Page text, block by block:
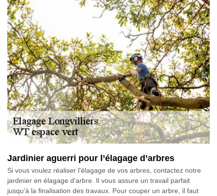
Jardinier aguerri pour l’élagage d’arbres
Si vous voulez réaliser l'élagage de vos arbres, contactez notre
jardinier en élagage d’arbre. Il vous assure un travail parfait
jusqu’à la finalisation des travaux. Pour couper un arbre, il faut